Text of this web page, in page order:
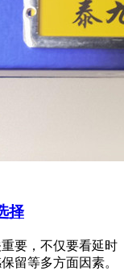
择
要，不仅要看延时
留等多方面因素。